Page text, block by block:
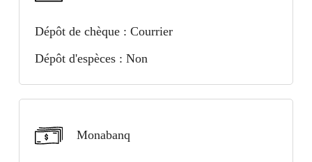
✅ Apple Pay
Dépôt de chèque : Courrier
Dépôt d'espèces : Non
Monabanq